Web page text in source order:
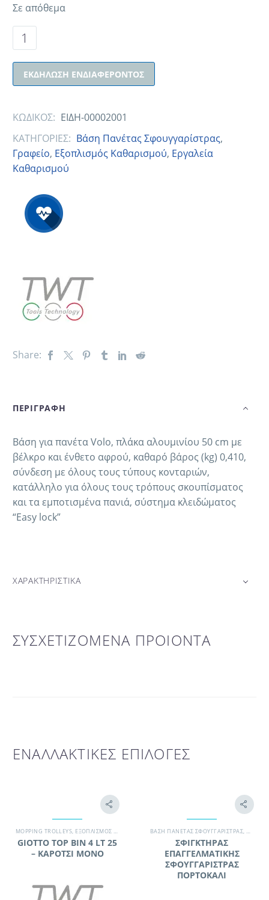
Σε απόθεμα
ΕΚΔΉΛΩΣΗ ΕΝΔΙΑΦΈΡΟΝΤΟΣ
ΚΩΔΙΚΟΣ: ΕΙΔΗ-00002001
ΚΑΤΗΓΟΡΙΕΣ: Βάση Πανέτας Σφουγγαρίστρας,
Γραφείο, Εξοπλισμός Καθαρισμού, Εργαλεία
Καθαρισμού
Share:
ΠΕΡΙΓΡΑΦΗ
Βάση για πανέτα Volo, πλάκα αλουμινίου 50 cm με
βέλκρο και ένθετο αφρού, καθαρό βάρος (kg) 0,410,
σύνδεση με όλους τους τύπους κονταριών,
κατάλληλο για όλους τους τρόπους σκουπίσματος
και τα εμποτισμένα πανιά, σύστημα κλειδώματος
“Easy lock”
ΧΑΡΑΚΤΗΡΙΣΤΙΚΑ
ΣΥΣΧΕΤΙΖΟΜΕΝΑ ΠΡΟΙΟΝΤΑ
ΕΝΑΛΛΑΚΤΙΚΕΣ ΕΠΙΛΟΓΕΣ
MOPPING TROLLEYS, ΕΞΟΠΛΙΣΜΌΣ ΚΑΘΑΡΙΣΜΟΎ ,ΕΡΓΑΛΕΊΑ ΚΑΘΑΡΙΣΜΟΎ,ΣΥΝΕΡΓΕΊΟ
GIOTTO TOP BIN 4 LT 25
– ΚΑΡΟΤΣΙ ΜΟΝΟ
ΒΆΣΗ ΠΑΝΈΤΑΣ ΣΦΟΥΓΓΑΡΊΣΤΡΑΣ,
ΣΦΙΓΚΤΗΡΑΣ
ΕΠΑΓΓΕΛΜΑΤΙΚΗΣ
ΣΦΟΥΓΓΑΡΙΣΤΡΑΣ
ΠΟΡΤΟΚΑΛΙ